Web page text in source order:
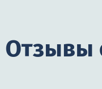
Отзывы